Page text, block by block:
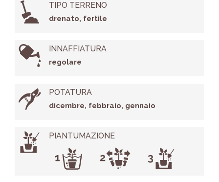
TIPO TERRENO
drenato, fertile
INNAFFIATURA
regolare
POTATURA
dicembre, febbraio, gennaio
PIANTUMAZIONE